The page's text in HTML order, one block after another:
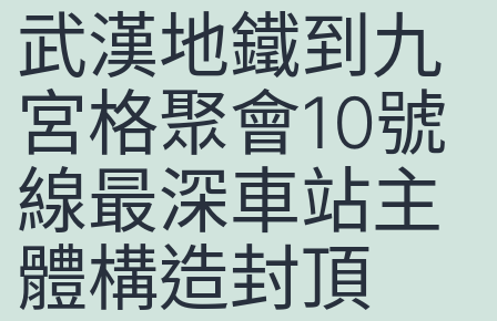
武漢地鐵到九
宮格聚會10號
線最深車站主
體構造封頂